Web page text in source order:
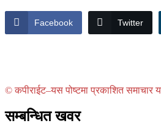
Facebook Twitter
© कपीराईट–यस पोष्टमा प्रकाशित समाचार
सम्बन्धित खवर